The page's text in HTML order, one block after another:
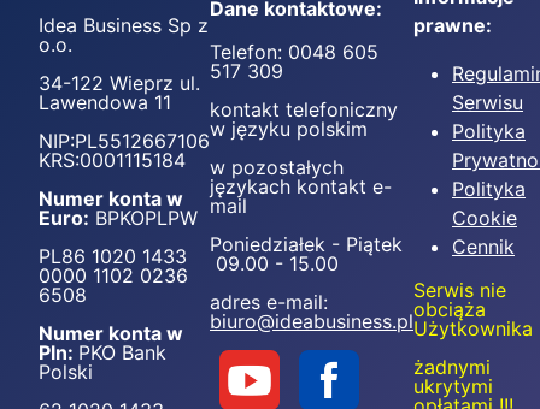
Idea Business Sp z
o.o.
34-122 Wieprz ul.
Lawendowa 11
NIP:PL5512667106
KRS:0001115184
Numer konta w
Euro: BPKOPLPW
PL86 1020 1433
0000 1102 0236
6508
Numer konta w
Pln: PKO Bank
Polski
Dane kontaktowe:
Telefon: 0048 605
517 309
kontakt telefoniczny
w języku polskim
w pozostałych
językach kontakt e-
mail
Poniedziałek - Piątek
09.00 - 15.00
adres e-mail:
biuro@ideabusiness.pl
prawne:
Serwisu
Polityka
Polityka
Cookie
Cennik
Serwis nie
obciąża
Użytkownika
żadnymi
ukrytymi